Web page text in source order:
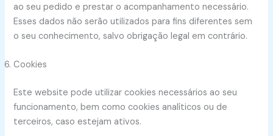
ao seu pedido e prestar o acompanhamento necessário.
Esses dados não serão utilizados para fins diferentes sem
o seu conhecimento, salvo obrigação legal em contrário.
Cookies
Este website pode utilizar cookies necessários ao seu
funcionamento, bem como cookies analíticos ou de
terceiros, caso estejam ativos.